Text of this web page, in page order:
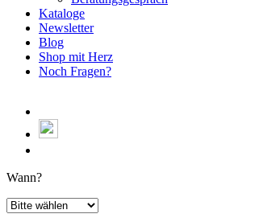
Kataloge
Newsletter
Blog
Shop mit Herz
Noch Fragen?
Wann?